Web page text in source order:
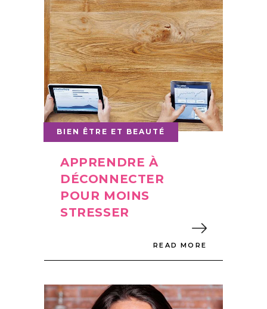
BIEN ÊTRE ET BEAUTÉ
APPRENDRE À
DÉCONNECTER
POUR MOINS
STRESSER
READ MORE